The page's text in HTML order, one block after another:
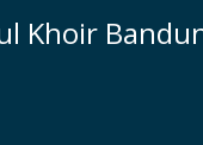
to
Khoir